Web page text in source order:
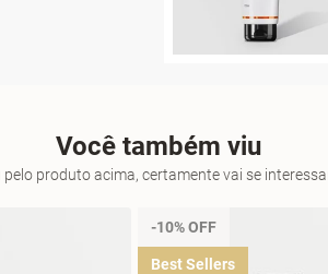
Você também viu
pelo produto acima, certamente vai se
-10% OFF
Best Sellers